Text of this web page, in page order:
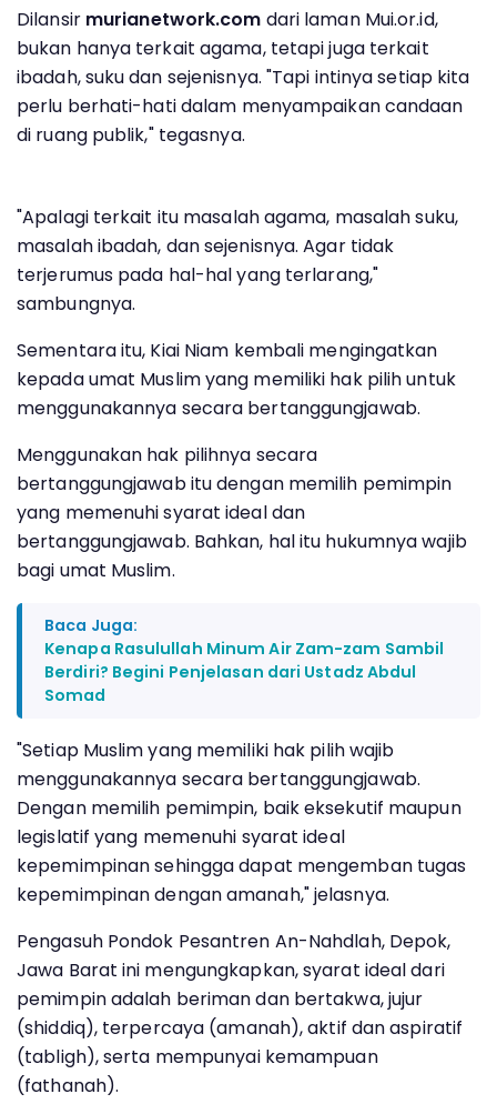
Dilansir murianetwork.com dari laman Mui.or.id,
bukan hanya terkait agama, tetapi juga terkait
ibadah, suku dan sejenisnya. "Tapi intinya setiap kita
perlu berhati-hati dalam menyampaikan candaan
di ruang publik," tegasnya.
"Apalagi terkait itu masalah agama, masalah suku,
masalah ibadah, dan sejenisnya. Agar tidak
terjerumus pada hal-hal yang terlarang,"
sambungnya.
Sementara itu, Kiai Niam kembali mengingatkan
kepada umat Muslim yang memiliki hak pilih untuk
menggunakannya secara bertanggungjawab.
Menggunakan hak pilihnya secara
bertanggungjawab itu dengan memilih pemimpin
yang memenuhi syarat ideal dan
bertanggungjawab. Bahkan, hal itu hukumnya wajib
bagi umat Muslim.
Baca Juga:
Kenapa Rasulullah Minum Air Zam-zam Sambil
Berdiri? Begini Penjelasan dari Ustadz Abdul
Somad
"Setiap Muslim yang memiliki hak pilih wajib
menggunakannya secara bertanggungjawab.
Dengan memilih pemimpin, baik eksekutif maupun
legislatif yang memenuhi syarat ideal
kepemimpinan sehingga dapat mengemban tugas
kepemimpinan dengan amanah," jelasnya.
Pengasuh Pondok Pesantren An-Nahdlah, Depok,
Jawa Barat ini mengungkapkan, syarat ideal dari
pemimpin adalah beriman dan bertakwa, jujur
(shiddiq), terpercaya (amanah), aktif dan aspiratif
(tabligh), serta mempunyai kemampuan
(fathanah).